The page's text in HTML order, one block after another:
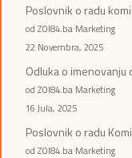
Poslovnik o radu
od ZOI84.ba Marketing
22 Novembra, 2025
Odluka o
od ZOI84.ba Marketing
16 Jula, 2025
Poslovnik o radu
od ZOI84.ba Marketing